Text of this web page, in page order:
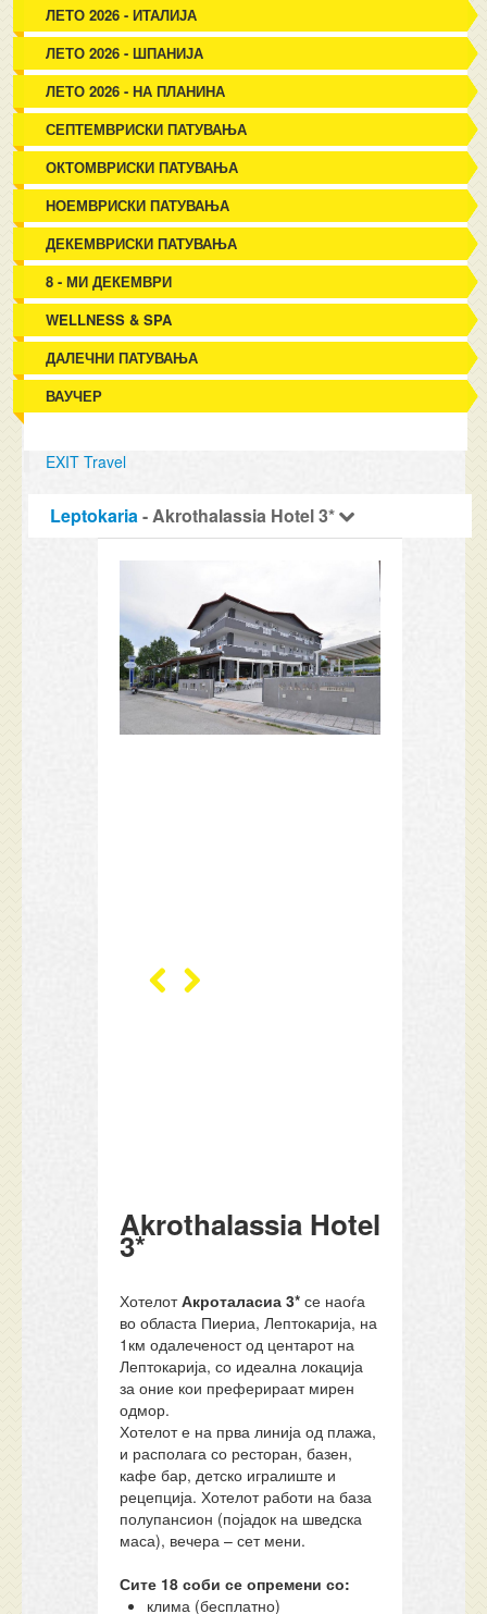
ЛЕТО 2026 - ИТАЛИЈА
ЛЕТО 2026 - ШПАНИЈА
ЛЕТО 2026 - НА ПЛАНИНА
СЕПТЕМВРИСКИ ПАТУВАЊА
ОКТОМВРИСКИ ПАТУВАЊА
НОЕМВРИСКИ ПАТУВАЊА
ДЕКЕМВРИСКИ ПАТУВАЊА
8 - МИ ДЕКЕМВРИ
WELLNESS & SPA
ДАЛЕЧНИ ПАТУВАЊА
ВАУЧЕР
EXIT Travel
Leptokaria- Akrothalassia Hotel 3*
Akrothalassia Hotel
3*
ХотелотАкроталасиа 3* се наоѓа
во областа Пиериа, Лептокарија, на
1км одалеченост од центарот на
Лептокарија, со идеална локација
за оние кои преферираат мирен
одмор.
Хотелот е на прва линија од плажа,
и располага со ресторан, базен,
кафе бар, детско игралиште и
рецепција. Хотелот работи на база
полупансион (појадок на шведска
маса), вечера – сет мени.
Сите 18 соби се опремени со:
клима (бесплатно)